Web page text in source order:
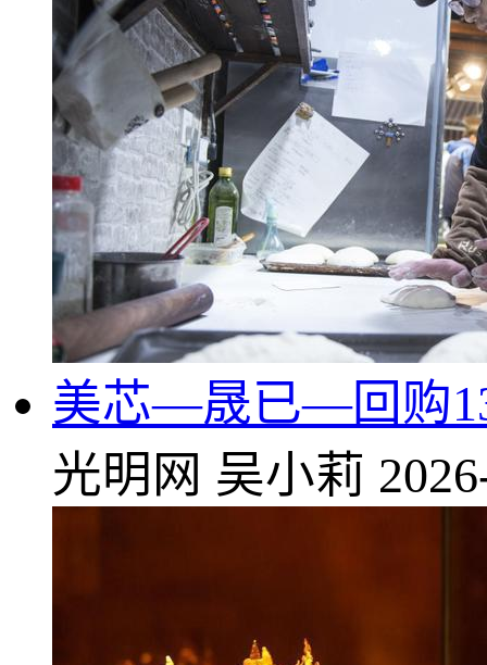
美芯—晟已—回购
光明网 吴小莉